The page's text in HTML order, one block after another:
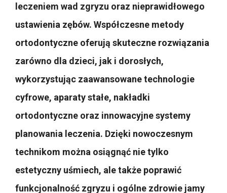
leczeniem wad zgryzu oraz nieprawidłowego
ustawienia zębów. Współczesne metody
ortodontyczne oferują skuteczne rozwiązania
zarówno dla dzieci, jak i dorosłych,
wykorzystując zaawansowane technologie
cyfrowe, aparaty stałe, nakładki
ortodontyczne oraz innowacyjne systemy
planowania leczenia. Dzięki nowoczesnym
technikom można osiągnąć nie tylko
estetyczny uśmiech, ale także poprawić
funkcjonalność zgryzu i ogólne zdrowie jamy